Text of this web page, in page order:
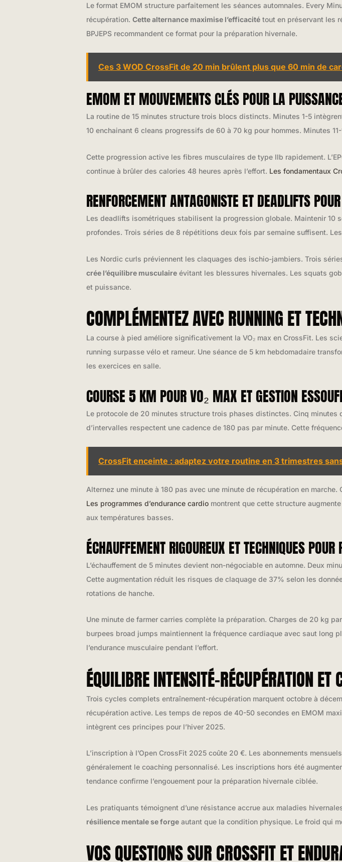
Le format EMOM structure parfaitement les séances automnales. Every
récupération. Cette alternance maximise l’efficacité tout en préservant les
BPJEPS recommandent ce format pour la préparation hivernale.
Ces 3 WOD CrossFit de 20 min brûlent plus que 60 min de
EMOM ET MOUVEMENTS CLÉS POUR LA
La routine de 15 minutes structure trois blocs distincts. Minutes 1-5
10 enchainant 6 cleans progressifs de 60 à 70 kg pour hommes. Minutes
Cette progression active les fibres musculaires de type IIb rapidement.
continue à brûler des calories 48 heures après l’effort. Les fondamentaux
RENFORCEMENT ANTAGONISTE ET DEADLIFTS
Les deadlifts isométriques stabilisent la progression globale. Maintenir
profondes. Trois séries de 8 répétitions deux fois par semaine suffisent.
Les Nordic curls préviennent les claquages des ischio-jambiers. Trois
crée l’équilibre musculaire évitant les blessures hivernales. Les squats
et puissance.
COMPLÉMENTEZ AVEC RUNNING ET
La course à pied améliore significativement la VO₂ max en CrossFit. Les
running surpasse vélo et rameur. Une séance de 5 km hebdomadaire
les exercices en salle.
COURSE 5 KM POUR VO₂ MAX ET GESTION
Le protocole de 20 minutes structure trois phases distinctes. Cinq minutes
d’intervalles respectent une cadence de 180 pas par minute. Cette
CrossFit enceinte : adaptez votre routine en 3 trimestres
Alternez une minute à 180 pas avec une minute de récupération en
Les programmes d’endurance cardio montrent que cette structure
aux températures basses.
ÉCHAUFFEMENT RIGOUREUX ET TECHNIQUES
L’échauffement de 5 minutes devient non-négociable en automne. Deux
Cette augmentation réduit les risques de claquage de 37% selon les
rotations de hanche.
Une minute de farmer carries complète la préparation. Charges de 20 kg
burpees broad jumps maintiennent la fréquence cardiaque avec saut long
l’endurance musculaire pendant l’effort.
ÉQUILIBRE INTENSITÉ-RÉCUPÉRATION
Trois cycles complets entraînement-récupération marquent octobre à
récupération active. Les temps de repos de 40-50 secondes en EMOM
intègrent ces principes pour l’hiver 2025.
L’inscription à l’Open CrossFit 2025 coûte 20 €. Les abonnements
généralement le coaching personnalisé. Les inscriptions hors été
tendance confirme l’engouement pour la préparation hivernale ciblée.
Les pratiquants témoignent d’une résistance accrue aux maladies
résilience mentale se forge autant que la condition physique. Le froid qui
VOS QUESTIONS SUR CROSSFIT ET